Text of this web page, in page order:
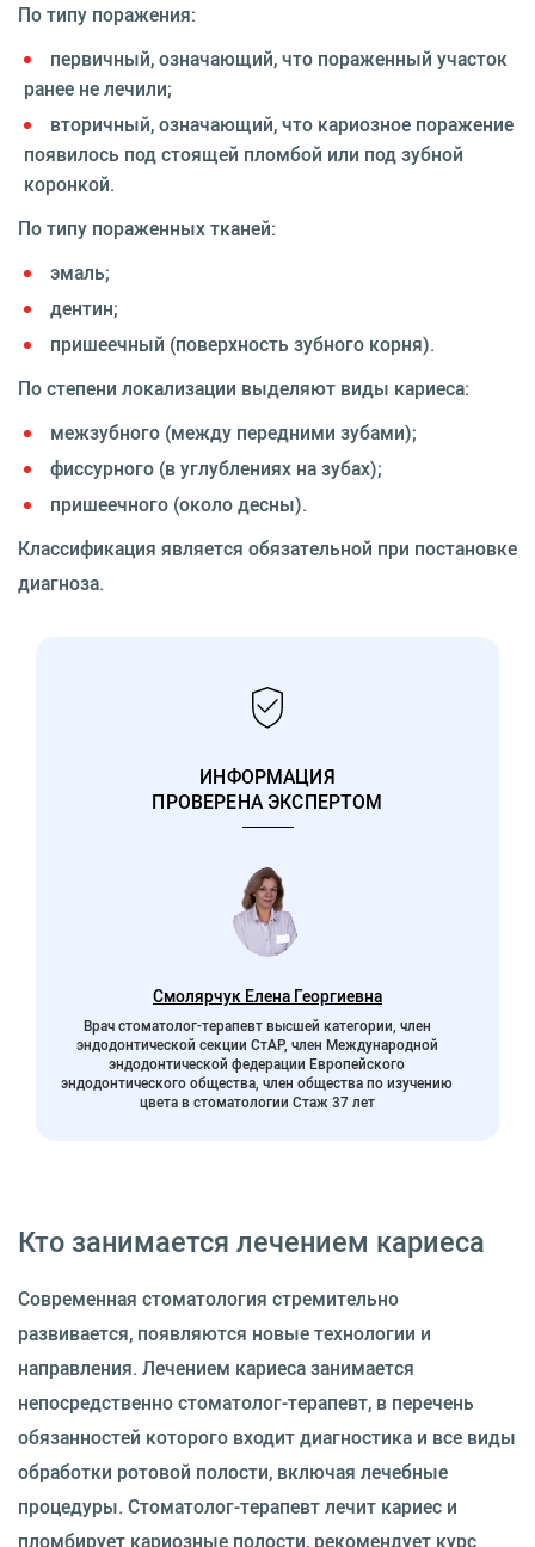
По типу поражения:
первичный, означающий, что пораженный участок
ранее не лечили;
вторичный, означающий, что кариозное поражение
появилось под стоящей пломбой или под зубной
коронкой.
По типу пораженных тканей:
эмаль;
дентин;
пришеечный (поверхность зубного корня).
По степени локализации выделяют виды кариеса:
межзубного (между передними зубами);
фиссурного (в углублениях на зубах);
пришеечного (около десны).
Классификация является обязательной при постановке
диагноза.
ИНФОРМАЦИЯ
ПРОВЕРЕНА ЭКСПЕРТОМ
Смолярчук Елена Георгиевна
Врач стоматолог-терапевт высшей категории, член
эндодонтической секции СтАР, член Международной
эндодонтической федерации Европейского
эндодонтического общества, член общества по изучению
цвета в стоматологии Стаж 37 лет
Кто занимается лечением кариеса
Современная стоматология стремительно
развивается, появляются новые технологии и
направления. Лечением кариеса занимается
непосредственно стоматолог-терапевт, в перечень
обязанностей которого входит диагностика и все виды
обработки ротовой полости, включая лечебные
процедуры. Стоматолог-терапевт лечит кариес и
пломбирует кариозные полости, рекомендует курс